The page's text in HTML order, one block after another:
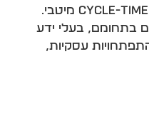
שרשרת הערך, תוך שילוב חדשנות וטכנולוגיות מתקדמות וב- Cycle-Time מיטבי.
בתחומם, בעלי ידע
עסקיות,